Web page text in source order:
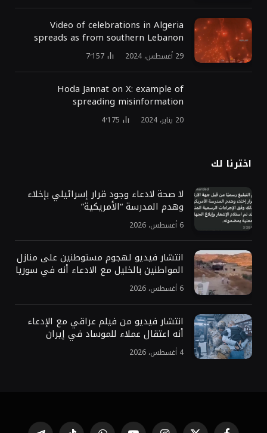
Video of celebrations in Algeria
spreads as from southern Lebanon
29 أغسطس، 2024 7٬157
Hoda Jannat on X: example of
spreading misinformation
20 يناير، 2024 4٬175
اخترنا لك
لا صحة لادعاء وجود قرار إسرائيلي بإخلاء
وهدم المدرسة “الأمريكية”
6 أغسطس، 2026
انتشار فيديو لهجوم مستوطنين على منازل
المواطنين بالخليل مع الادعاء أنه في سوريا
6 أغسطس، 2026
انتشار فيديو من فيلم عراقي مع الإدعاء
أنه اعتقال عملاء للموساد في إيران
4 أغسطس، 2026